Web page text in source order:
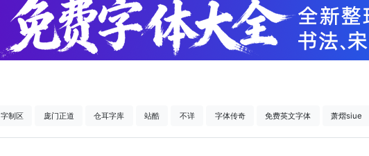
字制区 庞门正道 仓耳字库 站酷 不详 字体传奇 免费英文字体 萧熠siue